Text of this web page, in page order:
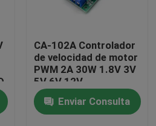
amplificador
CA-102A Controlador
de velocidad de motor
PWM 2A 30W 1.8V 3V
5V 6V 12V
Enviar Consulta